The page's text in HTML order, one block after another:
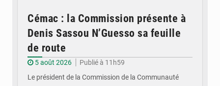
Cémac : la Commission présente à
Denis Sassou N’Guesso sa feuille
de route
5 août 2026
Publié à 11h59
Le président de la Commission de la Communauté